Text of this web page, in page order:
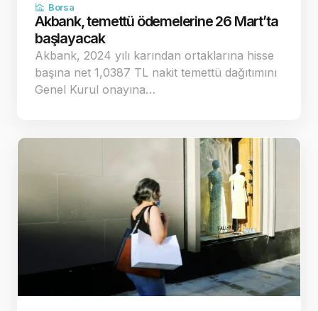
Borsa
Akbank, temettü ödemelerine 26 Mart’ta
başlayacak
Akbank, 2024 yılı karından ortaklarına hisse
başına net 1,0387 TL nakit temettü dağıtımını
Genel Kurul onayına…